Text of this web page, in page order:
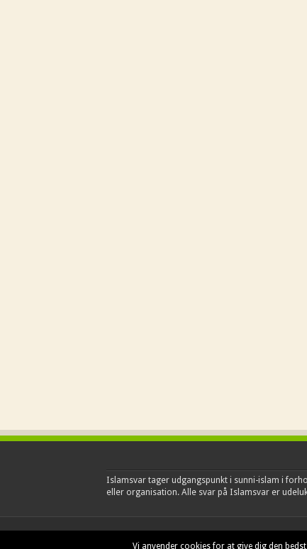
Islamsvar tager udgangspunkt i sunni-islam i
eller organisation. Alle svar på Islamsvar er
© Copyright 2025, Islamsvar
Vi anvender cookies for at give dig den